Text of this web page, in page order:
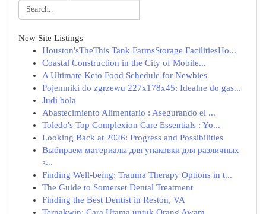
New Site Listings
Houston'sTheThis Tank FarmsStorage FacilitiesHo...
Coastal Construction in the City of Mobile...
A Ultimate Keto Food Schedule for Newbies
Pojemniki do zgrzewu 227x178x45: Idealne do gas...
Judi bola
Abastecimiento Alimentario : Asegurando el ...
Toledo's Top Complexion Care Essentials : Yo...
Looking Back at 2026: Progress and Possibilities
Выбираем материалы для упаковки для различных
з...
Finding Well-being: Trauma Therapy Options in t...
The Guide to Somerset Dental Treatment
Finding the Best Dentist in Reston, VA